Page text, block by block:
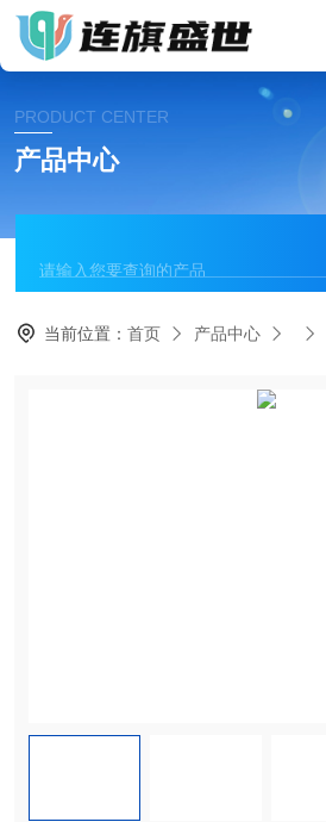
PRODUCT CENTER
产品中心
当前位置：首页 产品中心